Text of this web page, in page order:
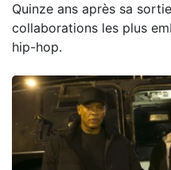
Quinze ans après sa
collaborations les plus
hip-hop.